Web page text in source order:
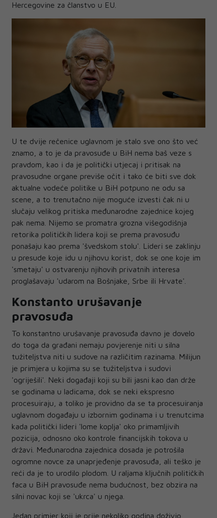
Hercegovine za članstvo u EU.
U te dvije rečenice uglavnom je stalo sve ono što već
znamo, a to je da pravosuđe u BiH nema baš veze s
pravdom, kao i da je politički utjecaj i pritisak na
pravosudne organe previše očit i tako će biti sve dok
aktualne vodeće politike u BiH potpuno ne odu sa
scene, a to trenutačno nije moguće izvesti čak ni u
slučaju velikog pritiska međunarodne zajednice kojeg
pak nema. Nijemo se promatra grozna višegodišnja
retorika političkih lidera koji se prema pravosuđu
ponašaju kao prema 'švedskom stolu'. Lideri se zaklinju
u presude koje idu u njihovu korist, dok se one koje im
'smetaju' u ostvarenju njihovih privatnih interesa
proglašavaju 'udarom na Bošnjake, Srbe ili Hrvate'.
Konstanto urušavanje
pravosuđa
To konstantno urušavanje pravosuđa davno je dovelo
do toga da građani nemaju povjerenje niti u silna
tužiteljstva niti u sudove na različitim razinama. Milijun
je primjera u kojima su se tužiteljstva i sudovi
'ogriješili'. Neki događaji koji su bili jasni kao dan drže
se godinama u ladicama, dok se neki ekspresno
procesuiraju, a toliko je providno da se ta procesuiranja
uglavnom događaju u izbornim godinama i u trenutcima
kada politički lideri 'lome koplja' oko primamljivih
pozicija, odnosno oko kontrole financijskih tokova u
državi. Međunarodna zajednica dosada je potrošila
ogromne novce za unaprjeđenje pravosuđa, ali teško je
reći da je to urodilo plodom. U raljama ključnih političkih
faca u BiH pravosuđe nema budućnost, bez obzira na
silni novac koji se 'ukrca' u njega.
Jedan primjer koji je prije nekoliko godina doživio